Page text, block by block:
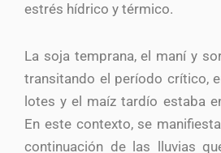
estrés hídrico y térmico.
La soja temprana, el maní y
transitando el período crítico,
lotes y el maíz tardío estaba
En este contexto, se
continuación de las lluvias